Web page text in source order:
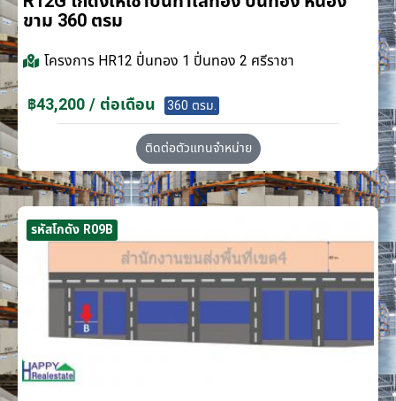
ขาม 360 ตรม
โครงการ HR12 ปิ่นทอง 1 ปิ่นทอง 2 ศรีราชา
฿43,200 / ต่อเดือน 360 ตรม.
ติดต่อตัวแทนจำหน่าย
รหัสโกดัง R09B